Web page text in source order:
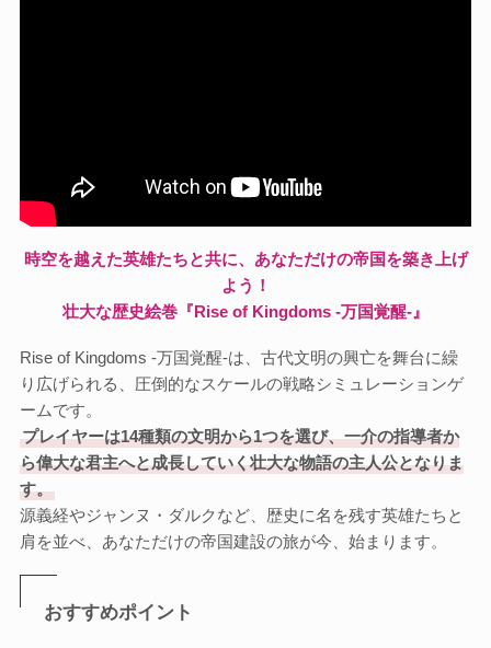
時空を越えた英雄たちと共に、あなただけの帝国を築き上げ
よう！
壮大な歴史絵巻『Rise of Kingdoms -万国覚醒-』
Rise of Kingdoms -万国覚醒-は、古代文明の興亡を舞台に繰
り広げられる、圧倒的なスケールの戦略シミュレーションゲ
ームです。
プレイヤーは14種類の文明から1つを選び、一介の指導者か
ら偉大な君主へと成長していく壮大な物語の主人公となりま
す。
源義経やジャンヌ・ダルクなど、歴史に名を残す英雄たちと
肩を並べ、あなただけの帝国建設の旅が今、始まります。
おすすめポイント